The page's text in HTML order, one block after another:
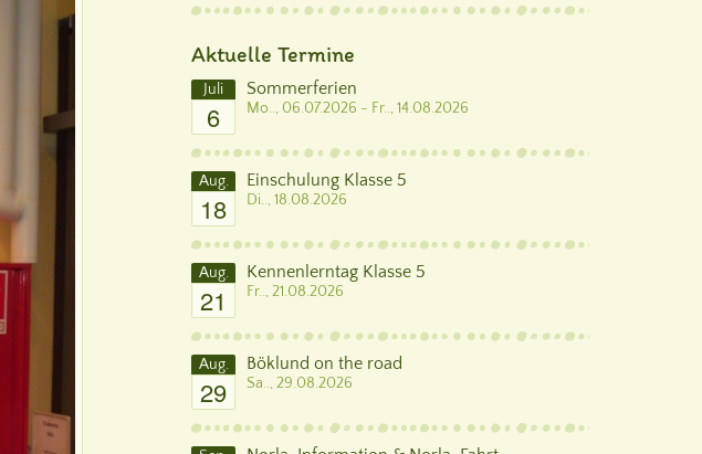
Aktuelle Termine
Juli
6
Sommerferien
Mo.., 06.07.2026 - Fr.., 14.08.2026
Aug.
18
Einschulung Klasse 5
Di.., 18.08.2026
Aug.
21
Kennenlerntag Klasse 5
Fr.., 21.08.2026
Aug.
29
Böklund on the road
Sa.., 29.08.2026